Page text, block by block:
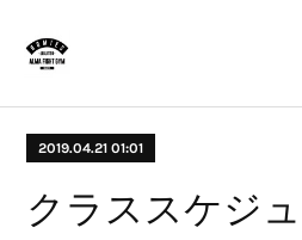
2019.04.21 01:01
クラススケジ